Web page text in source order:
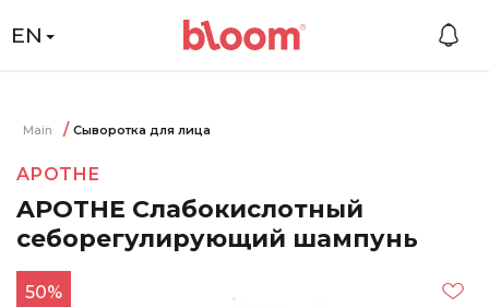
EN
Main Сыворотка для лица
APOTHE
APOTHE Слабокислотный
себорегулирующий шампунь
50%